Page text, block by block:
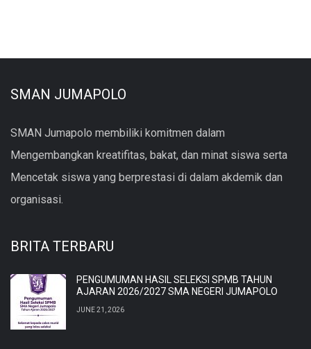
SMAN JUMAPOLO
SMAN Jumapolo membiliki komitmen dalam
Mengembangkan kreatifitas, bakat, dan minat siswa serta
Mencetak siswa yang berprestasi di dalam akdemik dan
organisasi.
BRITA TERBARU
PENGUMUMAN HASIL SELEKSI SPMB TAHUN
AJARAN 2026/2027 SMA NEGERI JUMAPOLO
JUNE 21, 2026